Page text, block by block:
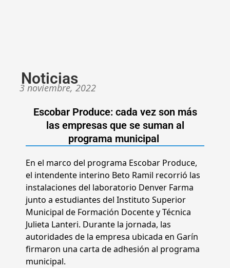
Noticias
3 noviembre, 2022
Escobar Produce: cada vez son más
las empresas que se suman al
programa municipal
En el marco del programa Escobar Produce,
el intendente interino Beto Ramil recorrió las
instalaciones del laboratorio Denver Farma
junto a estudiantes del Instituto Superior
Municipal de Formación Docente y Técnica
Julieta Lanteri. Durante la jornada, las
autoridades de la empresa ubicada en Garín
firmaron una carta de adhesión al programa
municipal.